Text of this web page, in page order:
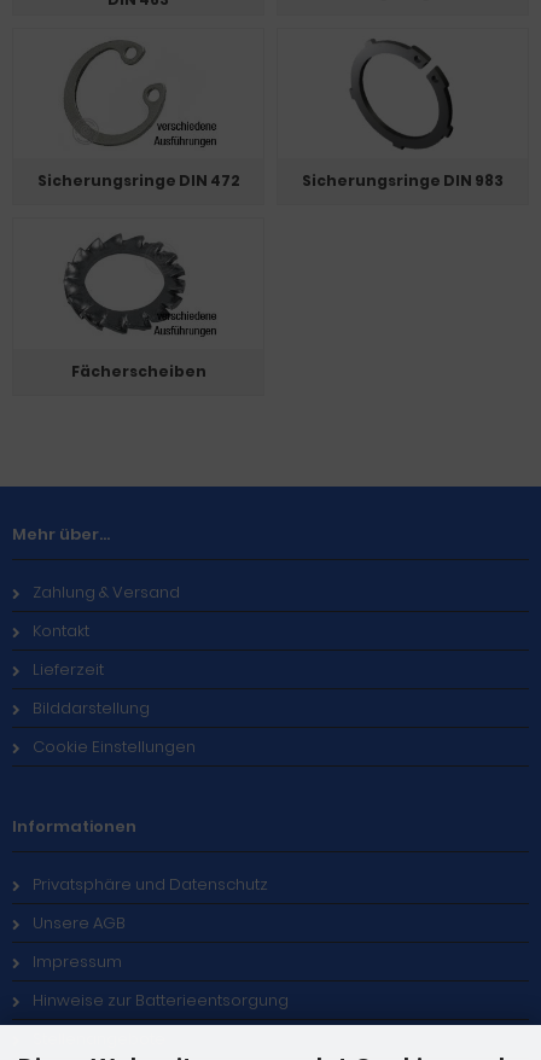
Sicherungsringe DIN 472 Sicherungsringe DIN 983
Fächerscheiben
Mehr über...
Zahlung & Versand
Kontakt
Lieferzeit
Bilddarstellung
Cookie Einstellungen
Informationen
Privatsphäre und Datenschutz
Unsere AGB
Impressum
Hinweise zur Batterieentsorgung